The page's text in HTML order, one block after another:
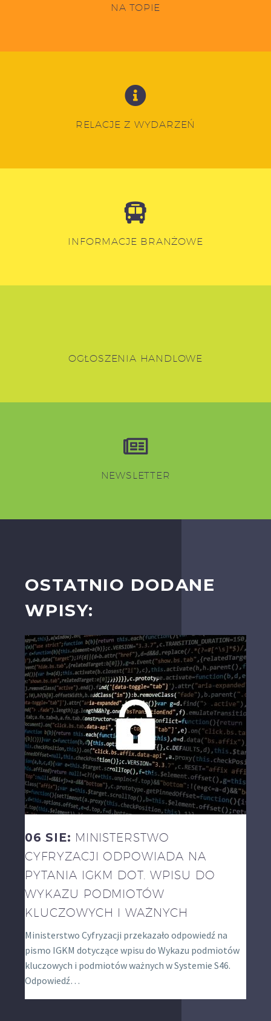
NA TOPIE
RELACJE Z WYDARZEŃ
INFORMACJE BRANŻOWE
OGŁOSZENIA HANDLOWE
NEWSLETTER
OSTATNIO DODANE
WPISY:
06 SIE: MINISTERSTWO
CYFRYZACJI ODPOWIADA NA
PYTANIA IGKM DOT. WPISU DO
WYKAZU PODMIOTÓW
KLUCZOWYCH I WAŻNYCH
Ministerstwo Cyfryzacji przekazało odpowiedź na
pismo IGKM dotyczące wpisu do Wykazu podmiotów
kluczowych i podmiotów ważnych w Systemie S46.
Odpowiedź…